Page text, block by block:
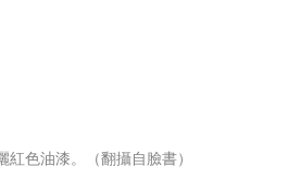
紅色油漆。（翻攝自臉書）